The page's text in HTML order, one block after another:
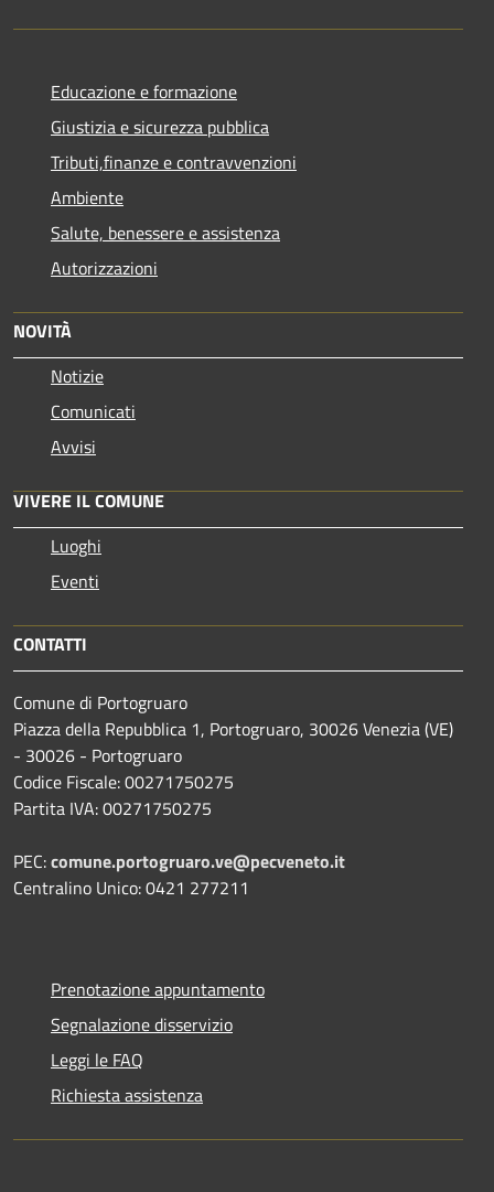
Educazione e formazione
Giustizia e sicurezza pubblica
Tributi,finanze e contravvenzioni
Ambiente
Salute, benessere e assistenza
Autorizzazioni
NOVITÀ
Notizie
Comunicati
Avvisi
VIVERE IL COMUNE
Luoghi
Eventi
CONTATTI
Comune di Portogruaro
Piazza della Repubblica 1, Portogruaro, 30026 Venezia (VE)
- 30026 - Portogruaro
Codice Fiscale: 00271750275
Partita IVA: 00271750275
PEC:comune.portogruaro.ve@pecveneto.it
Centralino Unico: 0421 277211
Prenotazione appuntamento
Segnalazione disservizio
Leggi le FAQ
Richiesta assistenza